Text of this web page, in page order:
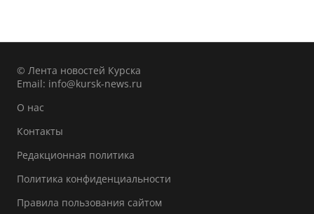
© Лента новостей Курска
Email: info@kursk-news.ru
О нас
Контакты
Редакционная политика
Политика конфиденциальности
Правила пользования сайтом